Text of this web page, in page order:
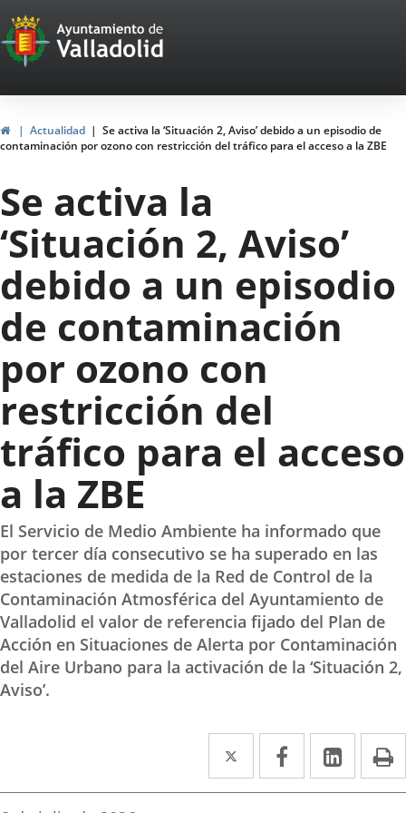
Portal
Web
del
Ayuntamiento
de
Valladolid
HomeActualidad
Se activa la ‘Situación 2, Aviso’ debido a un episodio de
contaminación por ozono con restricción del tráfico para el acceso a la ZBE
Se activa la
‘Situación 2, Aviso’
debido a un episodio
de contaminación
por ozono con
restricción del
tráfico para el acceso
a la ZBE
El Servicio de Medio Ambiente ha informado que
por tercer día consecutivo se ha superado en las
estaciones de medida de la Red de Control de la
Contaminación Atmosférica del Ayuntamiento de
Valladolid el valor de referencia fijado del Plan de
Acción en Situaciones de Alerta por Contaminación
del Aire Urbano para la activación de la ‘Situación 2,
Aviso’.
Twitter
Enlace
a
Facebook
Enlace
a
Enlace
a